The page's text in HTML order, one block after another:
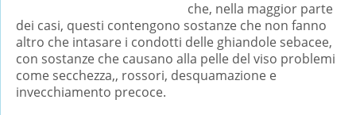
che, nella maggior parte
dei casi, questi contengono sostanze che non fanno
altro che intasare i condotti delle ghiandole sebacee,
con sostanze che causano alla pelle del viso problemi
come secchezza,, rossori, desquamazione e
invecchiamento precoce.